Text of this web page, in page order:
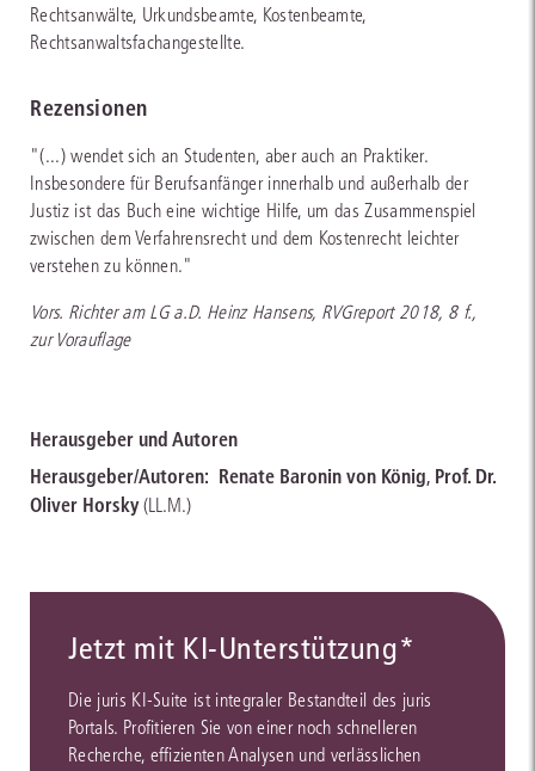
Rechtsanwälte, Urkundsbeamte, Kostenbeamte,
Rechtsanwaltsfachangestellte.
Rezensionen
"(...) wendet sich an Studenten, aber auch an Praktiker.
Insbesondere für Berufsanfänger innerhalb und außerhalb der
Justiz ist das Buch eine wichtige Hilfe, um das Zusammenspiel
zwischen dem Verfahrensrecht und dem Kostenrecht leichter
verstehen zu können."
Vors. Richter am LG a.D. Heinz Hansens, RVGreport 2018, 8 f.,
zur Vorauflage
Herausgeber und Autoren
Herausgeber/Autoren: Renate Baronin von König, Prof. Dr.
Oliver Horsky (LL.M.)
Jetzt mit KI-Unterstützung*
Die juris KI-Suite ist integraler Bestandteil des juris
Portals. Profitieren Sie von einer noch schnelleren
Recherche, effizienten Analysen und verlässlichen